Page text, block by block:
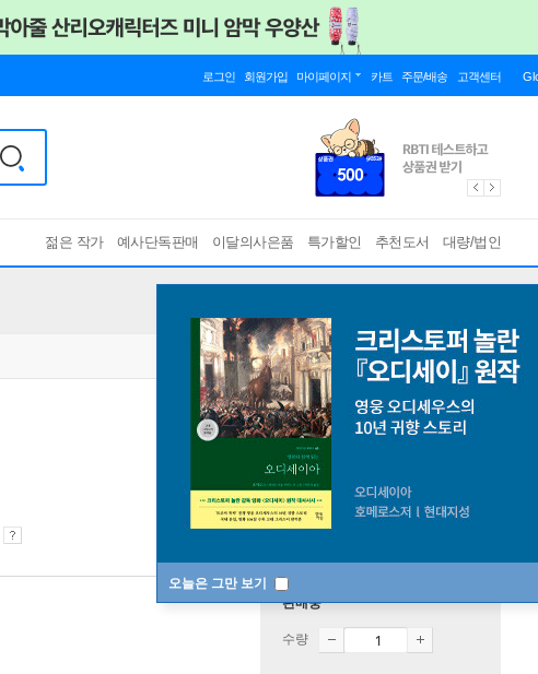
로그인 회원가입 마이페이지 카트 주문/배송 고객센터
젊은 작가 예사단독판매 이달의사은품 특가할인 추천도서 대량/법인
오늘은 그만 보기
판매중
수량